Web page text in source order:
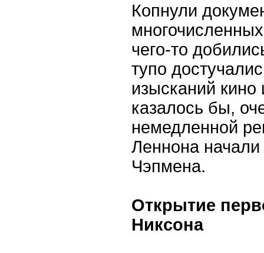
Копнули
чего-то
тупо
изысканий
казалось бы,
немедленной
Леннона начали
Чэпмена.
Открытие
Никсона